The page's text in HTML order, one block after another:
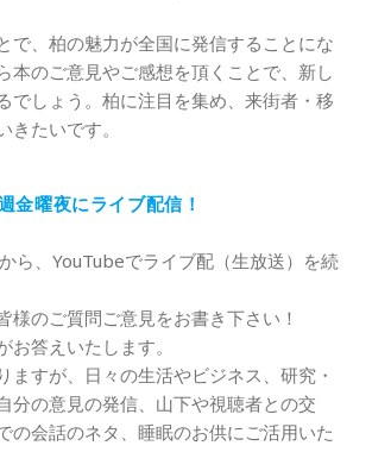
で、柏の魅力が全国に発信することにな
本のご意見やご感想を頂くことで、新し
でしょう。柏に注目を集め、来街者・移
きたいです。
金曜夜にライブ配信！
ら、YouTubeでライブ配（生放送）を続
様のご質問ご意見をお書き下さい！
お答えいたします。
ますが、日々の生活やビジネス、研究・
分の意見の発信、山下や視聴者との交
の会話のネタ、睡眠のお供にご活用いた